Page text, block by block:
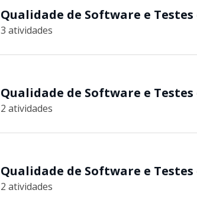
Qualidade de Software e
3 atividades
Qualidade de Software e Testes
2 atividades
Qualidade de Software e
2 atividades